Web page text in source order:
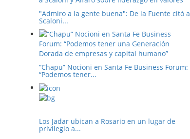
"Admiro a la gente buena": De la Fuente citó a
Scaloni...
“Chapu” Nocioni en Santa Fe Business Forum:
“Podemos tener...
Los Jadar ubican a Rosario en un lugar de
privilegio a...